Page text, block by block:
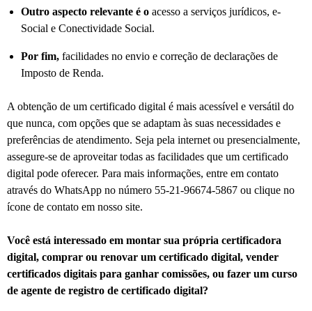
Outro aspecto relevante é o acesso a serviços jurídicos, e-
Social e Conectividade Social.
Por fim, facilidades no envio e correção de declarações de
Imposto de Renda.
A obtenção de um certificado digital é mais acessível e versátil do
que nunca, com opções que se adaptam às suas necessidades e
preferências de atendimento. Seja pela internet ou presencialmente,
assegure-se de aproveitar todas as facilidades que um certificado
digital pode oferecer. Para mais informações, entre em contato
através do WhatsApp no número 55-21-96674-5867 ou clique no
ícone de contato em nosso site.
Você está interessado em montar sua própria certificadora
digital, comprar ou renovar um certificado digital, vender
certificados digitais para ganhar comissões, ou fazer um curso
de agente de registro de certificado digital?